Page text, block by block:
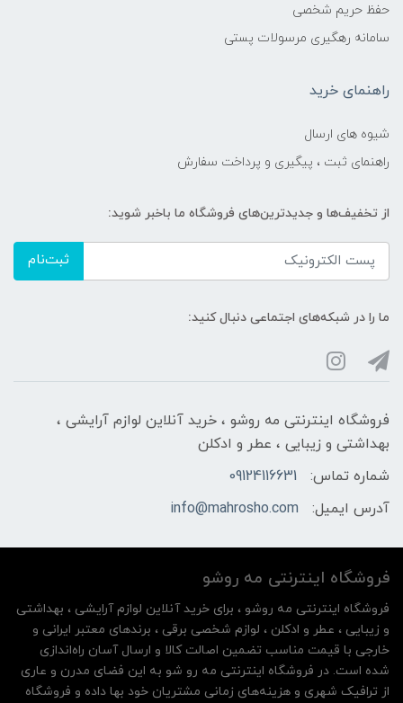
حفظ حریم شخصی
سامانه رهگیری مرسولات پستی
راهنمای خرید
شیوه های ارسال
راهنمای ثبت ، پیگیری و پرداخت سفارش
از تخفیف‌ها و جدیدترین‌های فروشگاه ما باخبر شوید:
ثبت‌نام
ما را در شبکه‌های اجتماعی دنبال کنید:
فروشگاه اینترنتی مه‌ رو‌شو ، خرید آنلاین لوازم آرایشی ،
بهداشتی و زیبایی ، عطر و ادکلن
شماره تماس:
09124116631
آدرس ایمیل:
info@mahrosho.com
فروشگاه اینترنتی مه‌ رو‌شو
فروشگاه اینترنتی مه‌ رو‌شو ، برای خرید آنلاین لوازم آرایشی ، بهداشتی
و زیبایی ، عطر و ادکلن ، لوازم شخصی برقی ، برندهای معتبر ایرانی و
خارجی با قیمت مناسب تضمین اصالت کالا و ارسال آسان راه‌اندازی
شده است. در فروشگاه اینترنتی مه رو شو به این فضای مدرن و عاری
از ترافیک شهری و هزینه‌های زمانی مشتریان خود بها داده و فروشگاه